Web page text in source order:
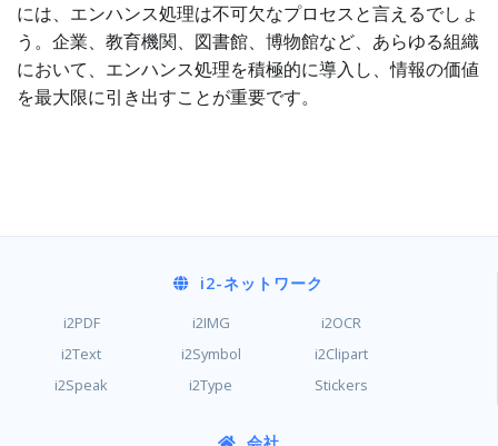
には、エンハンス処理は不可欠なプロセスと言えるでしょ
う。企業、教育機関、図書館、博物館など、あらゆる組織
において、エンハンス処理を積極的に導入し、情報の価値
を最大限に引き出すことが重要です。
i2-ネットワーク
i2PDF i2IMG
i2OCR
i2Text
i2Symbol
i2Clipart
i2Speak
i2Type Stickers